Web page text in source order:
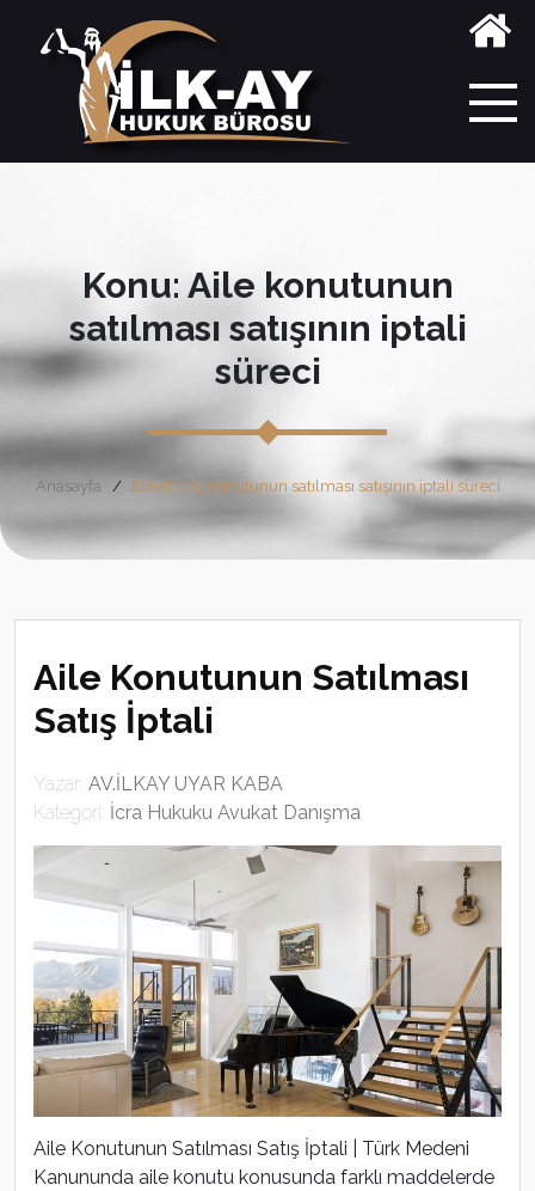
Konu: Aile konutunun
satılması satışının iptali
süreci
Anasayfa Etiket: Aile konutunun satılması satışının iptali süreci
Aile Konutunun Satılması
Satış İptali
Yazar: AV.İLKAY UYAR KABA
Kategori: İcra Hukuku Avukat Danışma
Aile Konutunun Satılması Satış İptali | Türk Medeni
Kanununda aile konutu konusunda farklı maddelerde